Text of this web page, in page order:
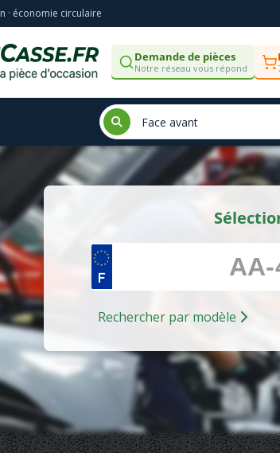
· économie circulaire
Demande de pièces
Notre réseau vous répond
Rechercher par modèle